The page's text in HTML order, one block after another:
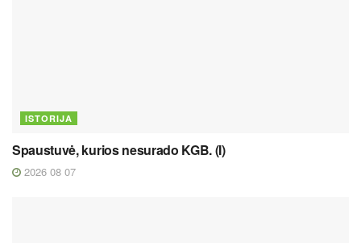
ISTORIJA
Spaustuvė, kurios nesurado KGB. (I)
2026 08 07